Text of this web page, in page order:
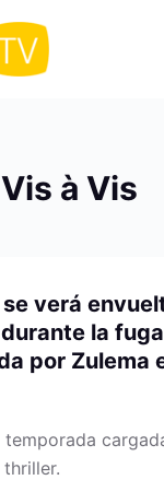
Vis à Vis
verá
la fuga
por Zulema
temporada